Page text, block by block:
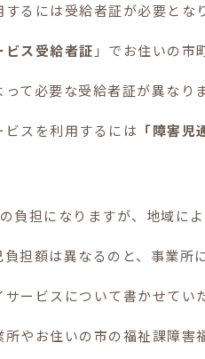
るには受給者証が必要とな
ビス受給者証 」でお住いの市
て必要な受給者証が異なりま
スを利用するには 「障害児
負担になりますが、地域に
担額は異なるのと、事業所
ービスについて書かせてい
やお住いの市の福祉課障害